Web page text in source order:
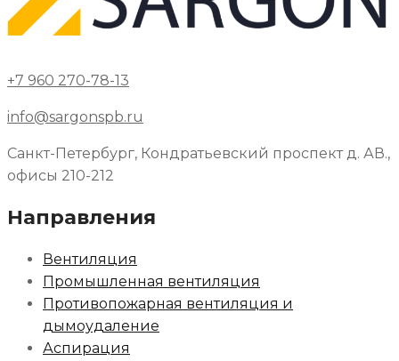
+7 960 270-78-13
info@sargonspb.ru
Санкт-Петербург, Кондратьевский проспект д. АВ.,
офисы 210-212
Направления
Вентиляция
Промышленная вентиляция
Противопожарная вентиляция и
дымоудаление
Аспирация